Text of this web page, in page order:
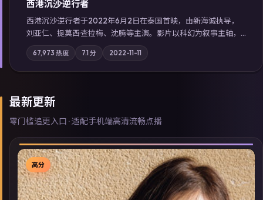
西港沉沙·逆行者
西港沉沙·逆行者于2022年6月2日在泰国首映，由新海诚执导，
刘亚仁、提莫西·查拉梅、沈腾等主演。影片以科幻为叙事主轴，
失踪人口档案牵出跨国灰色产业链；摄影与配乐强化地域气质；
站内亦可通过「国产免费观看高清电视剧在线看」延展检索同类
型高分佳作，畅享高清在线追剧体验。
67,973 热度 7.1分 2022-11-11
最新更新
零门槛追更入口 · 适配手机端高清流畅点播
高分